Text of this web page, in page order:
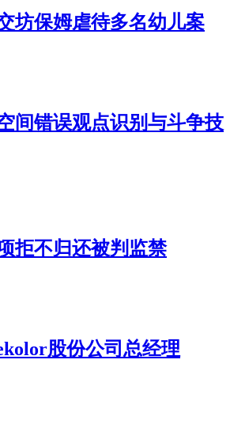
坊保姆虐待多名幼儿案
间错误观点识别与斗争技
拒不归还被判监禁
股份公司总经理